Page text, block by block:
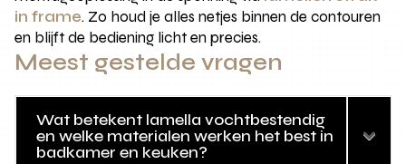
in frame. Zo houd je alles netjes binnen de contouren
en blijft de bediening licht en precies.
Meest gestelde vragen
Wat betekent lamella vochtbestendig
en welke materialen werken het best in
badkamer en keuken?